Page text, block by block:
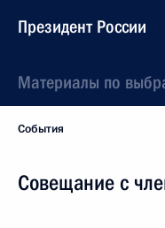
Президент России
Материалы по
События
Совещание с